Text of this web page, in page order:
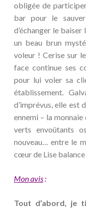
obligée de
bar pour le
d’échanger le
un beau brun
voleur ! Cerise sur
face continue ses
pour lui voler sa
établissement.
d’imprévus, elle est
ennemi – la monnaie
verts envoûtants
nouveau… entre le
cœur de Lise balance
Mon avis:
Tout d’abord, je